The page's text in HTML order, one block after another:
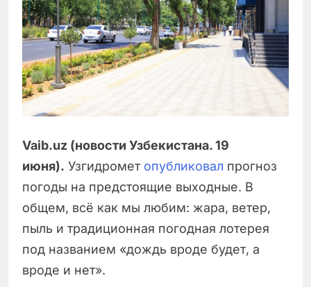
Vaib.uz (новости Узбекистана. 19
июня). Узгидромет опубликовал прогноз
погоды на предстоящие выходные. В
общем, всё как мы любим: жара, ветер,
пыль и традиционная погодная лотерея
под названием «дождь вроде будет, а
вроде и нет».